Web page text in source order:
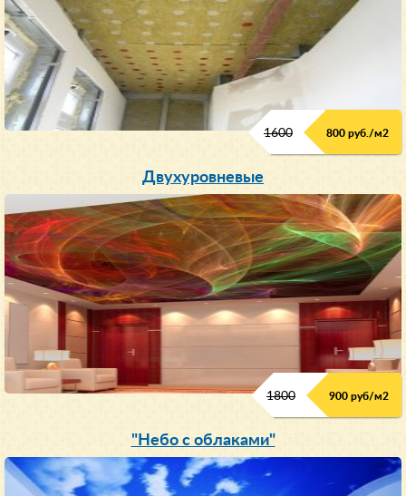
1600 800 руб./м2
Двухуровневые
1800 900 руб/м2
"Небо с облаками"